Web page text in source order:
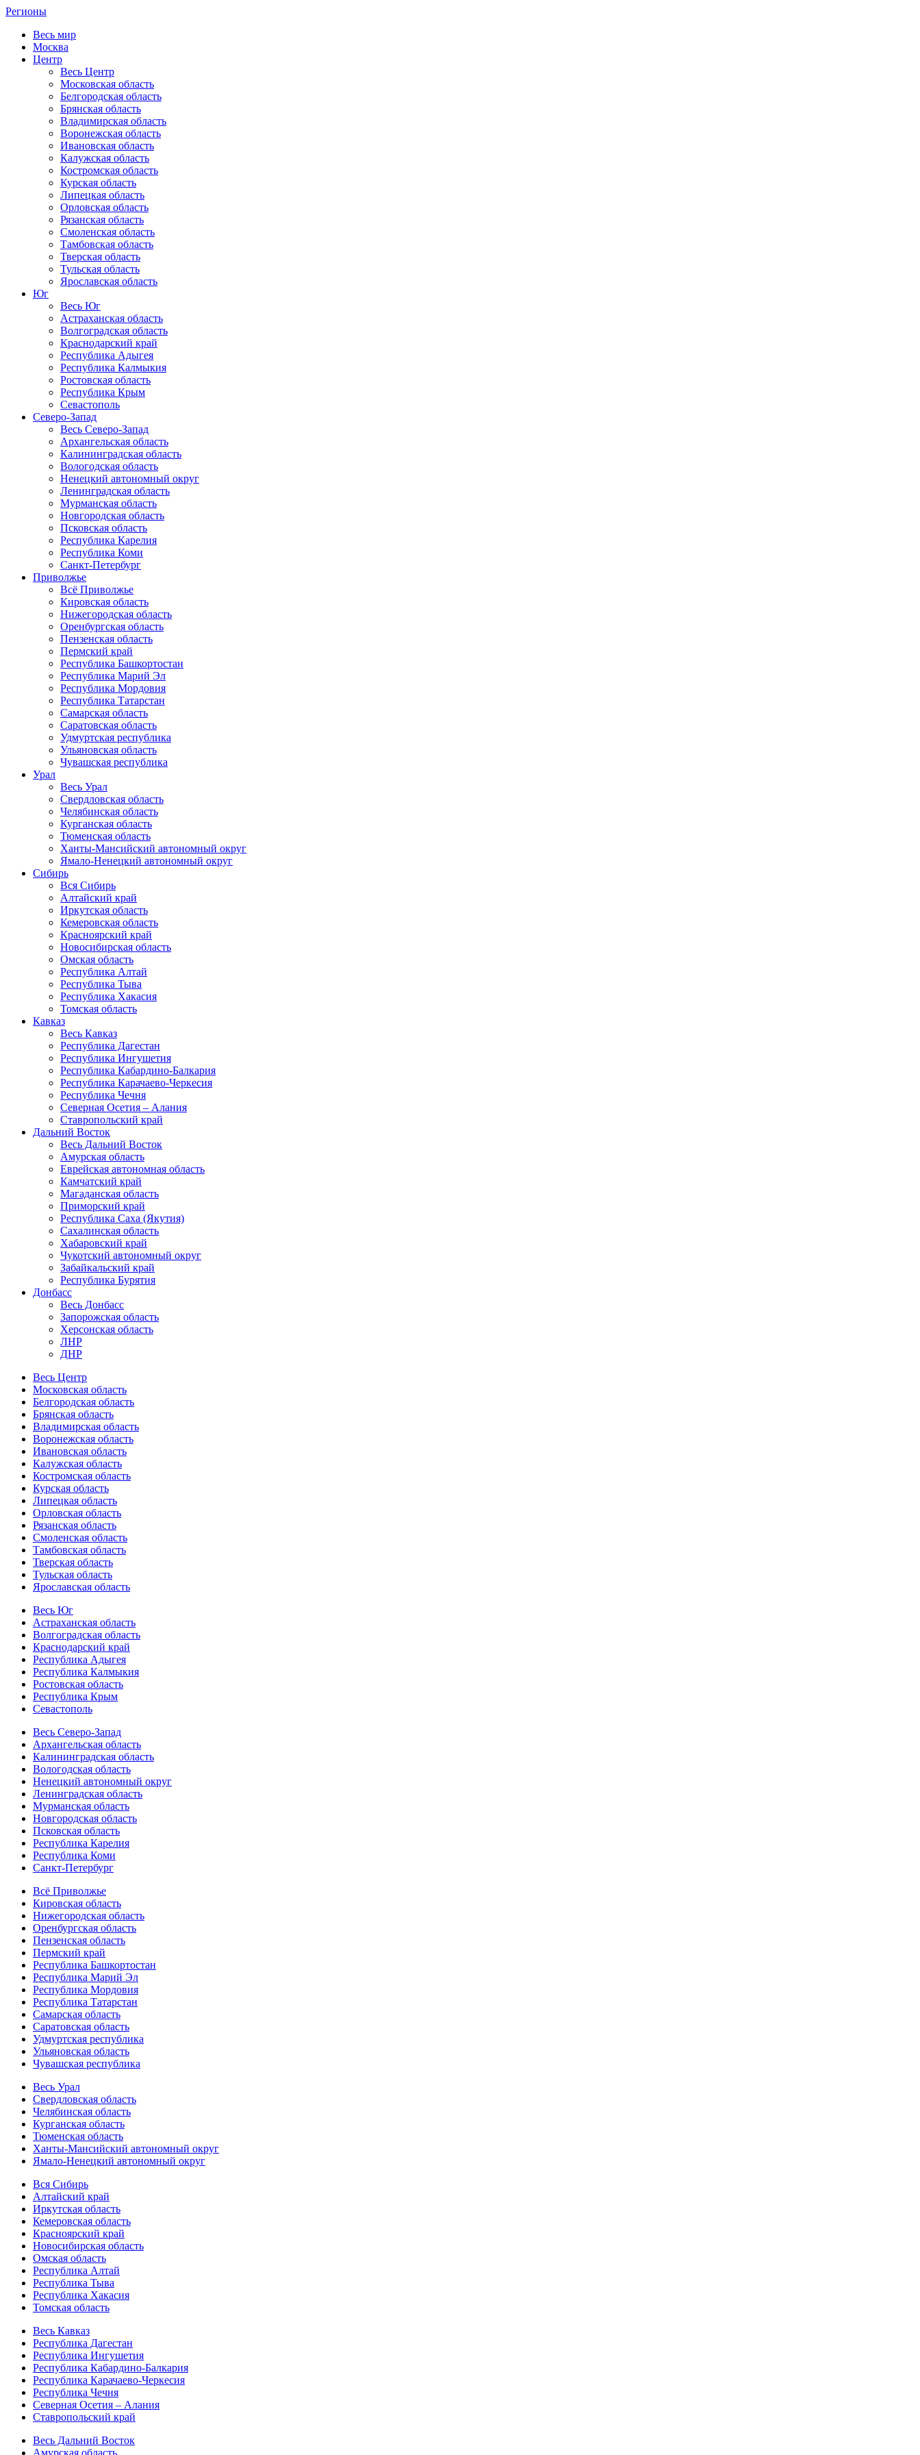
Регионы
Весь мир
Москва
Центр
Весь Центр
Московская область
Белгородская область
Брянская область
Владимирская область
Воронежская область
Ивановская область
Калужская область
Костромская область
Курская область
Липецкая область
Орловская область
Рязанская область
Смоленская область
Тамбовская область
Тверская область
Тульская область
Ярославская область
Юг
Весь Юг
Астраханская область
Волгоградская область
Краснодарский край
Республика Адыгея
Республика Калмыкия
Ростовская область
Республика Крым
Севастополь
Северо-Запад
Весь Северо-Запад
Архангельская область
Калининградская область
Вологодская область
Ненецкий автономный округ
Ленинградская область
Мурманская область
Новгородская область
Псковская область
Республика Карелия
Республика Коми
Санкт-Петербург
Приволжье
Всё Приволжье
Кировская область
Нижегородская область
Оренбургская область
Пензенская область
Пермский край
Республика Башкортостан
Республика Марий Эл
Республика Мордовия
Республика Татарстан
Самарская область
Саратовская область
Удмуртская республика
Ульяновская область
Чувашская республика
Урал
Весь Урал
Свердловская область
Челябинская область
Курганская область
Тюменская область
Ханты-Мансийский автономный округ
Ямало-Ненецкий автономный округ
Сибирь
Вся Сибирь
Алтайский край
Иркутская область
Кемеровская область
Красноярский край
Новосибирская область
Омская область
Республика Алтай
Республика Тыва
Республика Хакасия
Томская область
Кавказ
Весь Кавказ
Республика Дагестан
Республика Ингушетия
Республика Кабардино-Балкария
Республика Карачаево-Черкесия
Республика Чечня
Северная Осетия – Алания
Ставропольский край
Дальний Восток
Весь Дальний Восток
Амурская область
Еврейская автономная область
Камчатский край
Магаданская область
Приморский край
Республика Саха (Якутия)
Сахалинская область
Хабаровский край
Чукотский автономный округ
Забайкальский край
Республика Бурятия
Донбасс
Весь Донбасс
Запорожская область
Херсонская область
ЛНР
ДНР
Весь Центр
Московская область
Белгородская область
Брянская область
Владимирская область
Воронежская область
Ивановская область
Калужская область
Костромская область
Курская область
Липецкая область
Орловская область
Рязанская область
Смоленская область
Тамбовская область
Тверская область
Тульская область
Ярославская область
Весь Юг
Астраханская область
Волгоградская область
Краснодарский край
Республика Адыгея
Республика Калмыкия
Ростовская область
Республика Крым
Севастополь
Весь Северо-Запад
Архангельская область
Калининградская область
Вологодская область
Ненецкий автономный округ
Ленинградская область
Мурманская область
Новгородская область
Псковская область
Республика Карелия
Республика Коми
Санкт-Петербург
Всё Приволжье
Кировская область
Нижегородская область
Оренбургская область
Пензенская область
Пермский край
Республика Башкортостан
Республика Марий Эл
Республика Мордовия
Республика Татарстан
Самарская область
Саратовская область
Удмуртская республика
Ульяновская область
Чувашская республика
Весь Урал
Свердловская область
Челябинская область
Курганская область
Тюменская область
Ханты-Мансийский автономный округ
Ямало-Ненецкий автономный округ
Вся Сибирь
Алтайский край
Иркутская область
Кемеровская область
Красноярский край
Новосибирская область
Омская область
Республика Алтай
Республика Тыва
Республика Хакасия
Томская область
Весь Кавказ
Республика Дагестан
Республика Ингушетия
Республика Кабардино-Балкария
Республика Карачаево-Черкесия
Республика Чечня
Северная Осетия – Алания
Ставропольский край
Весь Дальний Восток
Амурская область